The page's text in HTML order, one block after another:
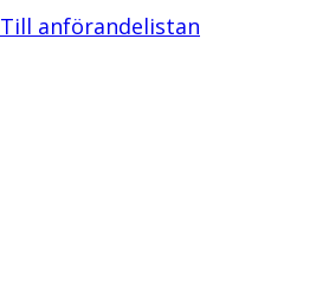
Till anförandelistan